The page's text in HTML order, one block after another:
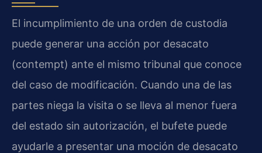
El incumplimiento de una orden de custodia
puede generar una acción por desacato
(contempt) ante el mismo tribunal que conoce
del caso de modificación. Cuando una de las
partes niega la visita o se lleva al menor fuera
del estado sin autorización, el bufete puede
ayudarle a presentar una moción de desacato